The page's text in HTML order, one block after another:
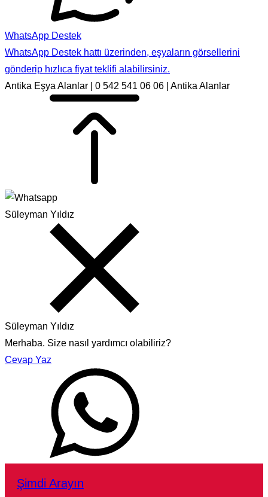
WhatsApp Destek
WhatsApp Destek hattı üzerinden, eşyaların görsellerini
gönderip hızlıca fiyat teklifi alabilirsiniz.
Antika Eşya Alanlar | 0 542 541 06 06 | Antika Alanlar
Süleyman Yıldız
Süleyman Yıldız
Merhaba. Size nasıl yardımcı olabiliriz?
Cevap Yaz
Şimdi Arayın